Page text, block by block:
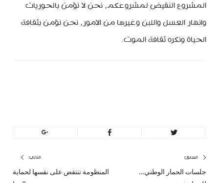
المشروع النقيض لمشروعكم، نحن لا نؤمن بالحوريات
وانهار العسل واللبن وغيرها من الامور، نحن نؤمن بثقافة
الحياة ونكره ثقافة الموت.
تصفّح
المقالات
السابق
المقال
جلسات الحمار الوطني…
التالي
المنظومة تنتفض على نفسها لحماية